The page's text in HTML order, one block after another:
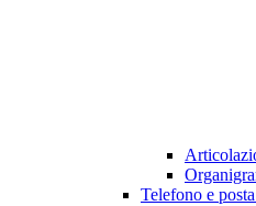
Telefono e